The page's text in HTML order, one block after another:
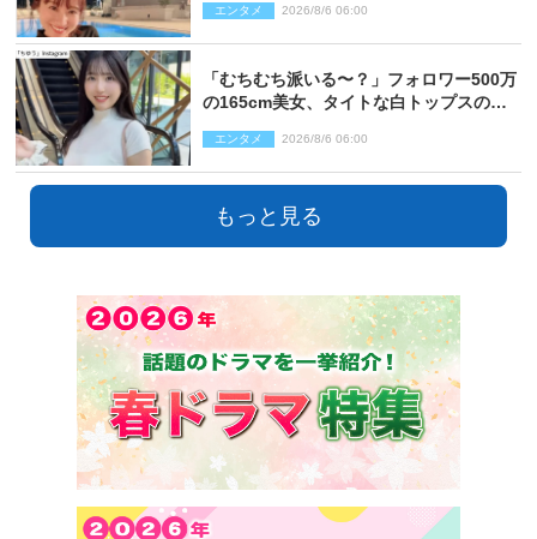
エンタメ 2026/8/6 06:00
「むちむち派いる〜？」フォロワー500万
の165cm美女、タイトな白トップスの抜
エンタメ 2026/8/6 06:00
もっと見る